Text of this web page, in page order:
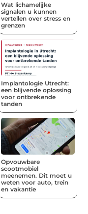
Wat lichamelijke
signalen u kunnen
vertellen over stress en
grenzen
Implantologie Utrecht:
een blijvende oplossing
voor ontbrekende
tanden
Opvouwbare
scootmobiel
meenemen. Dit moet u
weten voor auto, trein
en vakantie